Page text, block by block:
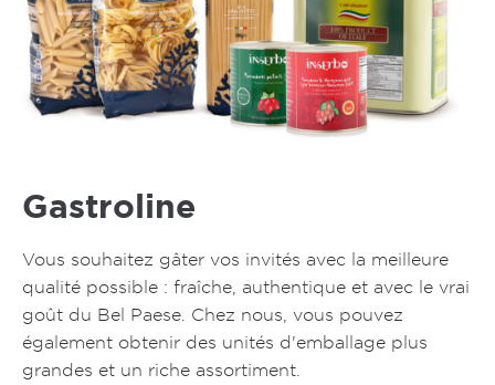
Gastroline
Vous souhaitez gâter vos invités avec la meilleure
qualité possible : fraîche, authentique et avec le vrai
goût du Bel Paese. Chez nous, vous pouvez
également obtenir des unités d'emballage plus
grandes et un riche assortiment.